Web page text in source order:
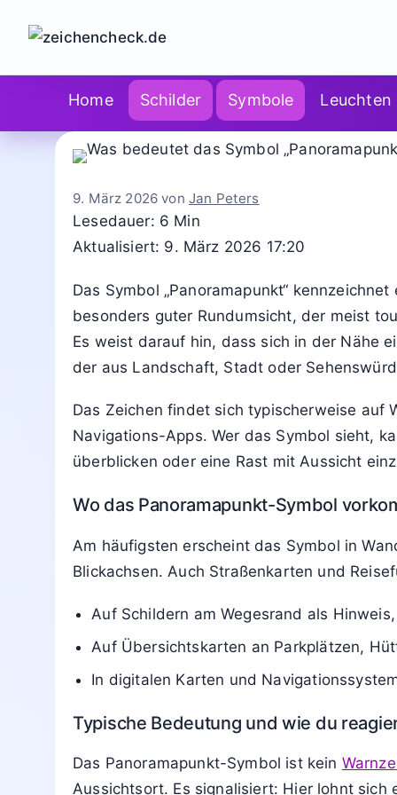
Inhalt
Home Schilder Symbole Leuchten
9. März 2026 von Jan Peters
Lesedauer: 6 Min
Aktualisiert: 9. März 2026 17:20
Das Symbol „Panoramapunkt“
besonders guter Rundumsicht, der meist
Es weist darauf hin, dass sich in der Nähe
der aus Landschaft, Stadt oder
Das Zeichen findet sich typischerweise auf
Navigations-Apps. Wer das Symbol sieht,
überblicken oder eine Rast mit Aussicht
Wo das Panoramapunkt-Symbol
Am häufigsten erscheint das Symbol in
Blickachsen. Auch Straßenkarten und
Auf Schildern am Wegesrand als
Auf Übersichtskarten an Parkplätzen,
In digitalen Karten und
Typische Bedeutung und wie du
Das Panoramapunkt-Symbol ist kein
Aussichtsort. Es signalisiert: Hier lohnt sich